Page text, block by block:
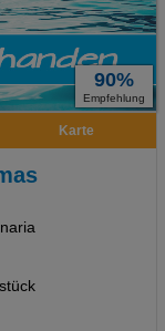
90%
Empfehlung
Karte